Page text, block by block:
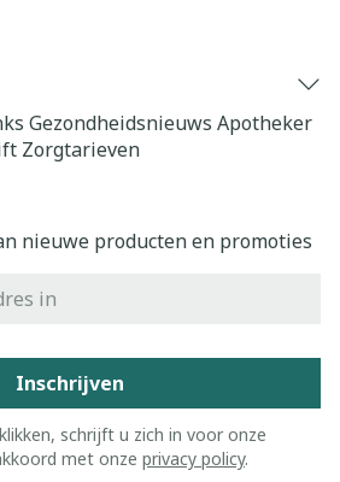
Gezondheidsnieuws Apotheker
Zorgtarieven
nieuwe producten en promoties
Inschrijven
schrijft u zich in voor onze
met onze privacy policy.